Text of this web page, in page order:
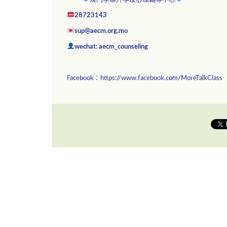
28723143
sup@aecm.org.mo
wechat: aecm_counseling
Facebook： https://www.facebook.com/MoreTalkClass